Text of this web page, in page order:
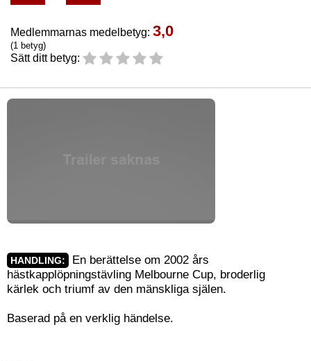
Medlemmarnas medelbetyg: 3,0
(1 betyg)
Sätt ditt betyg:
HANDLING:
En berättelse om 2002 års
hästkapplöpningstävling Melbourne Cup, broderlig
kärlek och triumf av den mänskliga själen.
Baserad på en verklig händelse.